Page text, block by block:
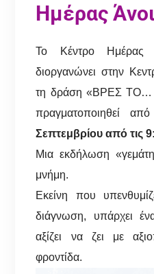
Ημέρας
Το Κέντρο Ημέρας
διοργανώνει στην
τη δράση «ΒΡΕΣ
πραγματοποιηθεί
Σεπτεμβρίου από τις
Μια εκδήλωση
μνήμη.
Εκείνη που
διάγνωση, υπάρχει
αξίζει να ζει με
φροντίδα.